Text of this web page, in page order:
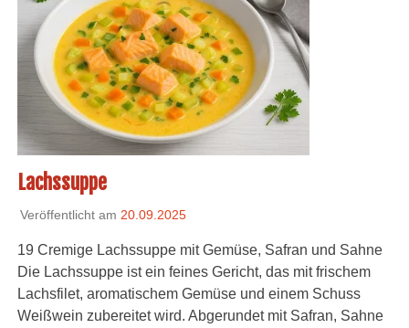
Lachssuppe
Veröffentlicht am 20.09.2025
19 Cremige Lachssuppe mit Gemüse, Safran und Sahne
Die Lachssuppe ist ein feines Gericht, das mit frischem
Lachsfilet, aromatischem Gemüse und einem Schuss
Weißwein zubereitet wird. Abgerundet mit Safran, Sahne